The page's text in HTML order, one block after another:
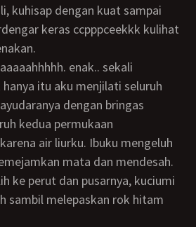
kuhisap dengan kuat sampai
keras ccpppceekkk kulihat
itu aku menjilati seluruh
dengan bringas
kedua permukaan
air liurku. Ibuku mengeluh
mata dan mendesah.
ke perut dan pusarnya, kuciumi
sambil melepaskan rok hitam